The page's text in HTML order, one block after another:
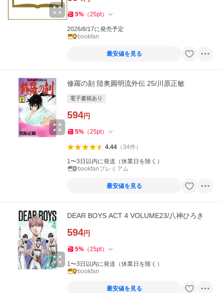
5% （25pt）
2026/8/17に発売予定
bookfan
最安値を見る
修羅の刻 陸奥圓明流外伝 25/川原正敏
電子書籍あり
594円
5% （25pt）
4.44（34件）
1〜3日以内に発送（休業日を除く）
bookfanプレミアム
最安値を見る
DEAR BOYS ACT 4 VOLUME23/八神ひろき
594円
5% （25pt）
1〜3日以内に発送（休業日を除く）
bookfan
最安値を見る